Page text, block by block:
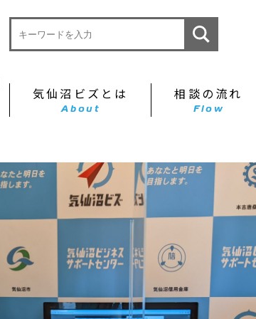
気仙沼ビズとは
About
相談の流れ
Flow